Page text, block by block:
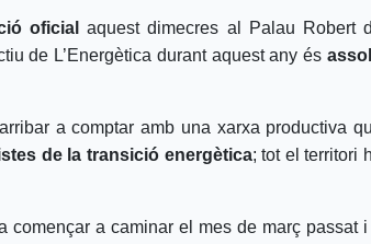
oficial
aquest dimecres al Palau Robert
de L’Energètica durant aquest any és
a comptar amb una xarxa productiva
de la transició energètica; tot el territori
començar a caminar el mes de març passat i